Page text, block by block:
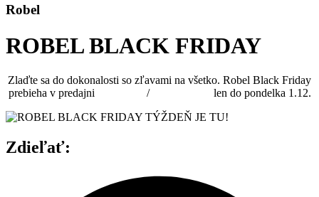
Robel
ROBEL BLACK FRIDAY
Zlaďte sa do dokonalosti so zľavami na všetko. Robel Black Friday
prebieha v predajni
/ len do pondelka 1.12.
Zdieľať: